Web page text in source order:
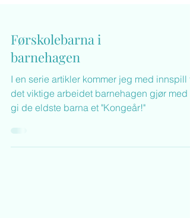
Førskolebarna i
barnehagen
I en serie artikler kommer jeg med innspill til
gi de eldste barna et "Kongeår!"